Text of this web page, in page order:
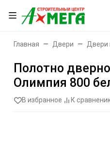
Главная Двери Двери
Полотно
Олимпия 800
В избранное К